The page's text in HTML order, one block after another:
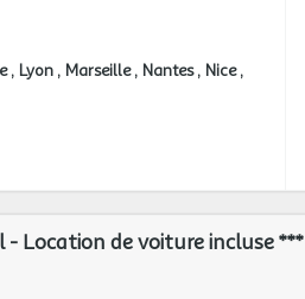
Lyon Marseille Nantes Nice
- Location de voiture incluse ***